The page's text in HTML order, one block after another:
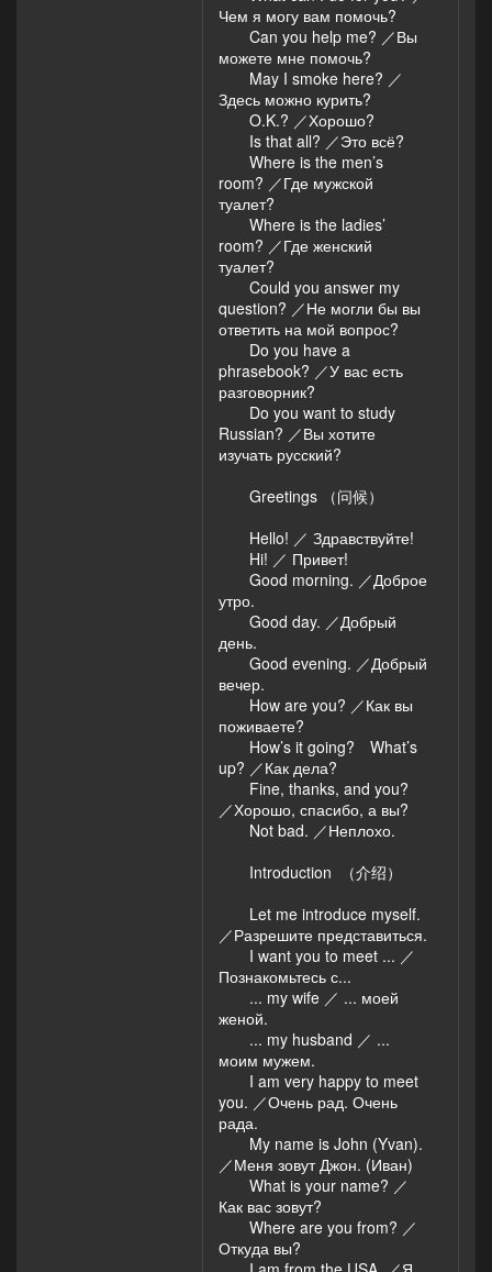
Чем я могу вам помочь?
Can you help me? ／Вы
можете мне помочь?
May I smoke here? ／
Здесь можно курить?
O.K.? ／Хорошо?
Is that all? ／Это всё?
Where is the men’s
room? ／Где мужской
туалет?
Where is the ladies’
room? ／Где женский
туалет?
Could you answer my
question? ／Не могли бы вы
ответить на мой вопрос?
Do you have a
phrasebook? ／У вас есть
разговорник?
Do you want to study
Russian? ／Вы хотите
изучать русский?
Greetings （问候）
Hello! ／ Здравствуйте!
Hi! ／ Привет!
Good morning. ／Доброе
утро.
Good day. ／Добрый
день.
Good evening. ／Добрый
вечер.
How are you? ／Как вы
поживаете?
How’s it going? What’s
up? ／Как дела?
Fine, thanks, and you?
／Хорошо, спасибо, а вы?
Not bad. ／Неплохо.
Introduction （介绍）
Let me introduce myself.
／Разрешите представиться.
I want you to meet ... ／
Познакомьтесь с...
... my wife ／ ... моей
женой.
... my husband ／ ...
моим мужем.
I am very happy to meet
you. ／Очень рад. Очень
рада.
My name is John (Yvan).
／Меня зовут Джон. (Иван)
What is your name? ／
Как вас зовут?
Where are you from? ／
Откуда вы?